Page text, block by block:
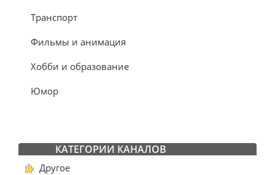
Транспорт
Фильмы и анимация
Хобби и образование
Юмор
КАТЕГОРИИ КАНАЛОВ
Другое